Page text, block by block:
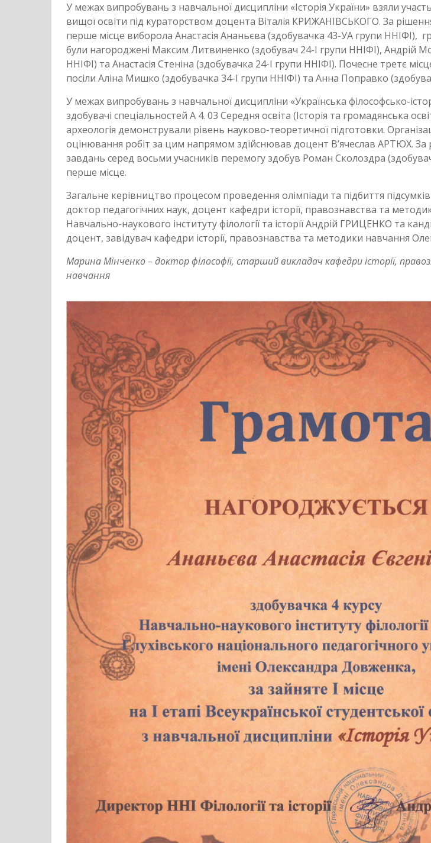
У межах випробувань з навчальної дисципліни «Історія України» взяли
вищої освіти під кураторством доцента Віталія КРИЖАНІВСЬКОГО. За
перше місце виборола Анастасія Ананьєва (здобувачка 43-УА групи ННІФІ),
були нагороджені Максим Литвиненко (здобувач 24-І групи ННІФІ), Андрій
ННІФІ) та Анастасія Стеніна (здобувачка 24-І групи ННІФІ). Почесне третє
посіли Аліна Мишко (здобувачка 34-І групи ННІФІ) та Анна Поправко
У межах випробувань з навчальної дисципліни «Українська філософсько-
здобувачі спеціальностей А 4. 03 Середня освіта (Історія та громадянська
археологія демонстрували рівень науково-теоретичної підготовки.
оцінювання робіт за цим напрямом здійснював доцент В’ячеслав АРТЮХ. За
завдань серед восьми учасників перемогу здобув Роман Сколоздра (здобувач
перше місце.
Загальне керівництво процесом проведення олімпіади та підбиття
доктор педагогічних наук, доцент кафедри історії, правознавства та
Навчально-наукового інституту філології та історії Андрій ГРИЦЕНКО та
доцент, завідувач кафедри історії, правознавства та методики навчання
Марина Мінченко – доктор філософії, старший викладач кафедри історії,
навчання